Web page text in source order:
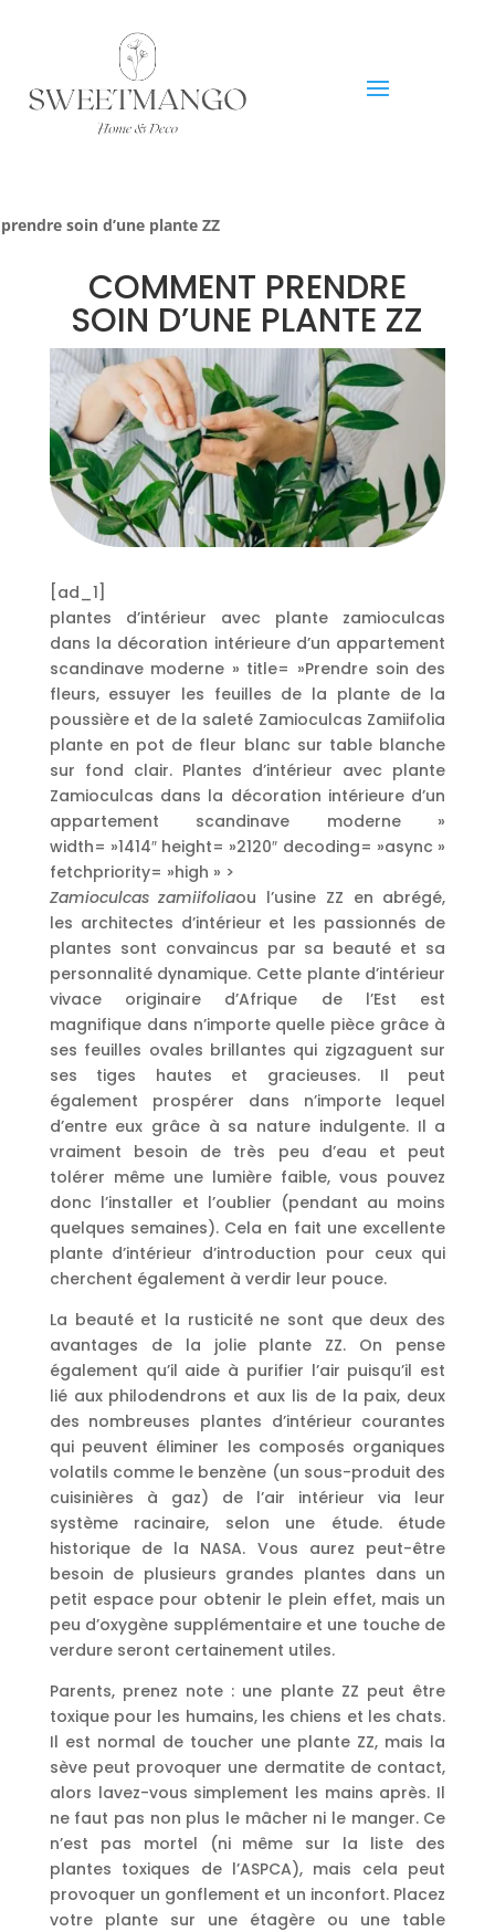
soin d’une plante ZZ
COMMENT PRENDRE
SOIN D’UNE PLANTE ZZ
[ad_1]
plantes d’intérieur avec plante zamioculcas
dans la décoration intérieure d’un appartement
scandinave moderne » title= »Prendre soin des
fleurs, essuyer les feuilles de la plante de la
poussière et de la saleté Zamioculcas Zamiifolia
plante en pot de fleur blanc sur table blanche
sur fond clair. Plantes d’intérieur avec plante
Zamioculcas dans la décoration intérieure d’un
appartement scandinave moderne »
width= »1414″ height= »2120″ decoding= »async »
fetchpriority= »high » >
Zamioculcas zamiifoliaou l’usine ZZ en abrégé,
les architectes d’intérieur et les passionnés de
plantes sont convaincus par sa beauté et sa
personnalité dynamique. Cette plante d’intérieur
vivace originaire d’Afrique de l’Est est
magnifique dans n’importe quelle pièce grâce à
ses feuilles ovales brillantes qui zigzaguent sur
ses tiges hautes et gracieuses. Il peut
également prospérer dans n’importe lequel
d’entre eux grâce à sa nature indulgente. Il a
vraiment besoin de très peu d’eau et peut
tolérer même une lumière faible, vous pouvez
donc l’installer et l’oublier (pendant au moins
quelques semaines). Cela en fait une excellente
plante d’intérieur d’introduction pour ceux qui
cherchent également à verdir leur pouce.
La beauté et la rusticité ne sont que deux des
avantages de la jolie plante ZZ. On pense
également qu’il aide à purifier l’air puisqu’il est
lié aux philodendrons et aux lis de la paix, deux
des nombreuses plantes d’intérieur courantes
qui peuvent éliminer les composés organiques
volatils comme le benzène (un sous-produit des
cuisinières à gaz) de l’air intérieur via leur
système racinaire, selon une étude. étude
historique de la NASA. Vous aurez peut-être
besoin de plusieurs grandes plantes dans un
petit espace pour obtenir le plein effet, mais un
peu d’oxygène supplémentaire et une touche de
verdure seront certainement utiles.
Parents, prenez note : une plante ZZ peut être
toxique pour les humains, les chiens et les chats.
Il est normal de toucher une plante ZZ, mais la
sève peut provoquer une dermatite de contact,
alors lavez-vous simplement les mains après. Il
ne faut pas non plus le mâcher ni le manger. Ce
n’est pas mortel (ni même sur la liste des
plantes toxiques de l’ASPCA), mais cela peut
provoquer un gonflement et un inconfort. Placez
votre plante sur une étagère ou une table